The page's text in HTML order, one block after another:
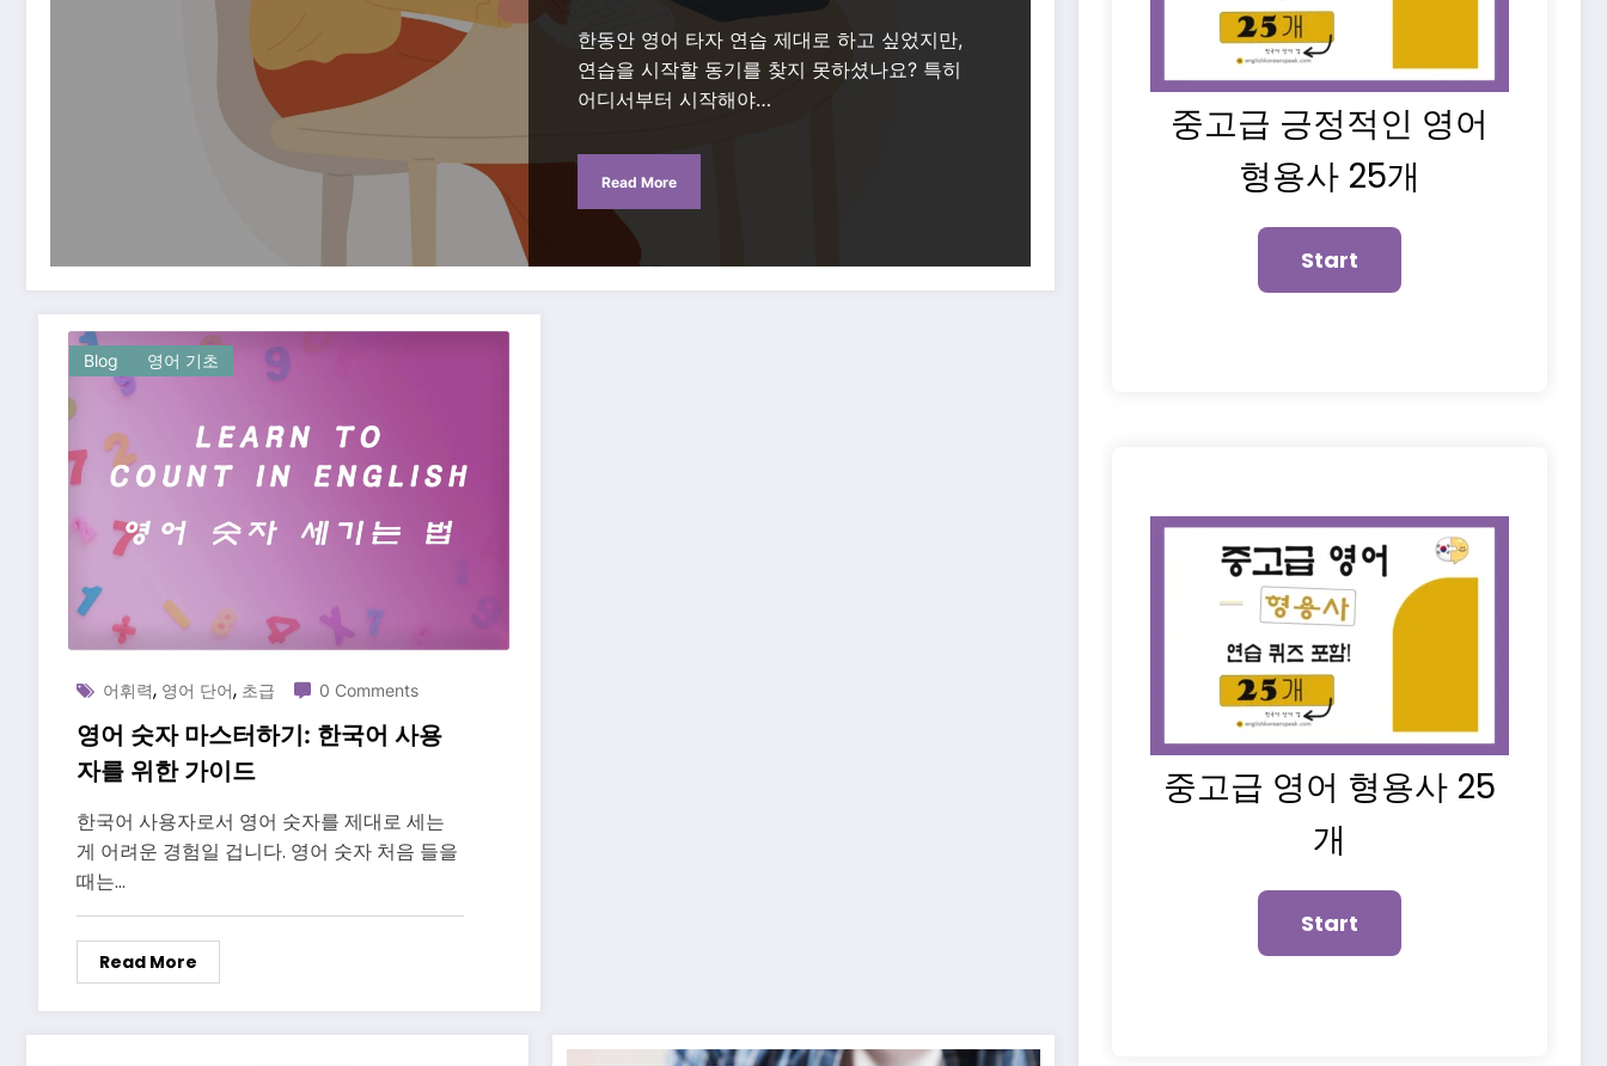
한동안 영어 타자 연습 제대로 하고 싶었지만,
연습을 시작할 동기를 찾지 못하셨나요? 특히
어디서부터 시작해야…
Read More
Blog 영어 기초
어휘력, 영어 단어, 초급 0 Comments
영어 숫자 마스터하기: 한국어 사용
자를 위한 가이드
한국어 사용자로서 영어 숫자를 제대로 세는
게 어려운 경험일 겁니다. 영어 숫자 처음 들을
때는…
Read More
중고급 긍정적인 영어
형용사 25개
중고급 영어 형용사 25
개